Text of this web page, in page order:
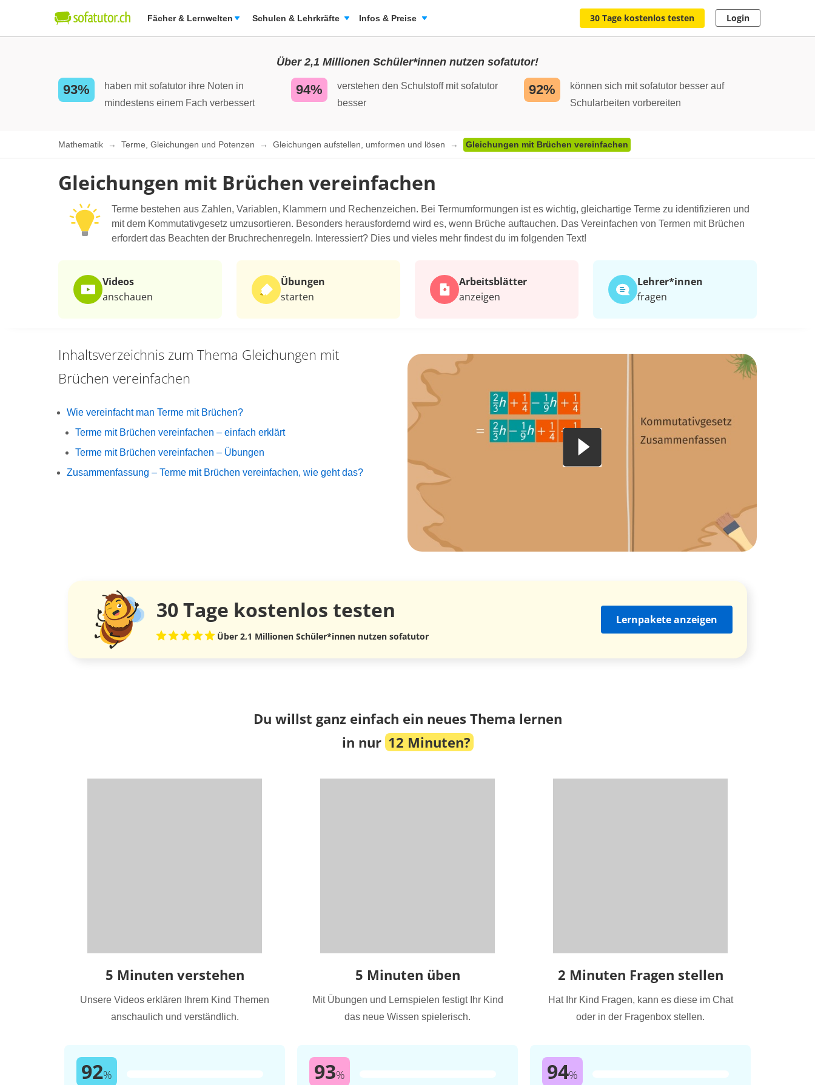
Fächer & Lernwelten Schulen & Lehrkräfte Infos & Preise 30 Tage kostenlos testen Login
Über 2,1 Millionen Schüler*innen nutzen sofatutor!
93%
haben mit sofatutor ihre Noten in
mindestens einem Fach verbessert
94%
verstehen den Schulstoff mit sofatutor
besser
92%
können sich mit sofatutor besser auf
Schularbeiten vorbereiten
Mathematik Terme, Gleichungen und Potenzen Gleichungen aufstellen, umformen und lösen Gleichungen mit Brüchen vereinfachen
Gleichungen mit Brüchen vereinfachen
Terme bestehen aus Zahlen, Variablen, Klammern und Rechenzeichen. Bei Termumformungen ist es wichtig, gleichartige Terme zu identifizieren und
mit dem Kommutativgesetz umzusortieren. Besonders herausfordernd wird es, wenn Brüche auftauchen. Das Vereinfachen von Termen mit Brüchen
erfordert das Beachten der Bruchrechenregeln. Interessiert? Dies und vieles mehr findest du im folgenden Text!
Videos
anschauen
Übungen
starten
Arbeits­blätter
anzeigen
Lehrer*​innen
fragen
Inhaltsverzeichnis zum Thema Gleichungen mit
Brüchen vereinfachen
Wie vereinfacht man Terme mit Brüchen?
Terme mit Brüchen vereinfachen – einfach erklärt
Terme mit Brüchen vereinfachen – Übungen
Zusammenfassung – Terme mit Brüchen vereinfachen, wie geht das?
30 Tage kostenlos testen
Über 2,1 Millionen Schüler*innen nutzen sofatutor
Lernpakete anzeigen
Du willst ganz einfach ein neues Thema lernen
in nur 12 Minuten?
5 Minuten verstehen
Unsere Videos erklären Ihrem Kind Themen
anschaulich und verständlich.
92%
5 Minuten üben
Mit Übungen und Lernspielen festigt Ihr Kind
das neue Wissen spielerisch.
93%
2 Minuten Fragen stellen
Hat Ihr Kind Fragen, kann es diese im Chat
oder in der Fragenbox stellen.
94%